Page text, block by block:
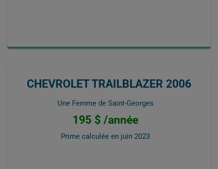
CHEVROLET TRAILBLAZER 2006
Une Femme de Saint-Georges
195 $ /année
Prime calculée en juin 2023